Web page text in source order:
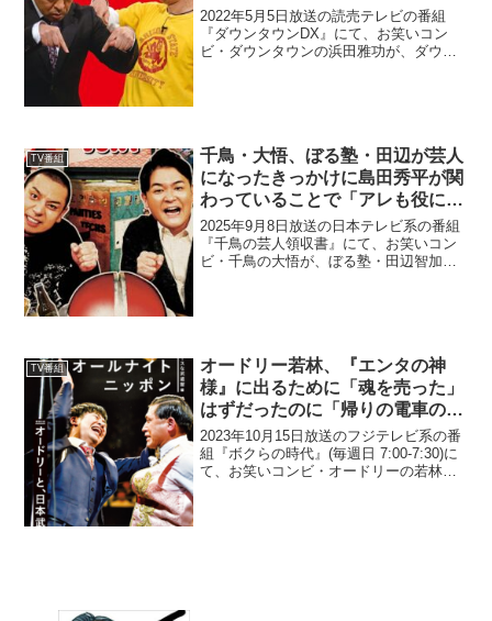
打ち合わせもなく「もう何を言う
てくるか分からん」状態だったと
明かす
2022年5月5日放送の読売テレビの番組
『ダウンタウンDX』にて、お笑いコン
ビ・ダウンタウンの浜田雅功が、ダウン
TV番組
千鳥・大悟、ぼる塾・田辺が芸人
になったきっかけに島田秀平が関
わっていることで「アレも役に立
つことあるんだ」と発言
2025年9月8日放送の日本テレビ系の番組
『千鳥の芸人領収書』にて、お笑いコン
ビ・千鳥の大悟が、ぼる塾・田辺智加が
TV番組
オードリー若林、『エンタの神
様』に出るために「魂を売った」
はずだったのに「帰りの電車の中
で泣いてしまった」と告白
2023年10月15日放送のフジテレビ系の番
組『ボクらの時代』(毎週日 7:00-7:30)に
て、お笑いコンビ・オードリーの若林正